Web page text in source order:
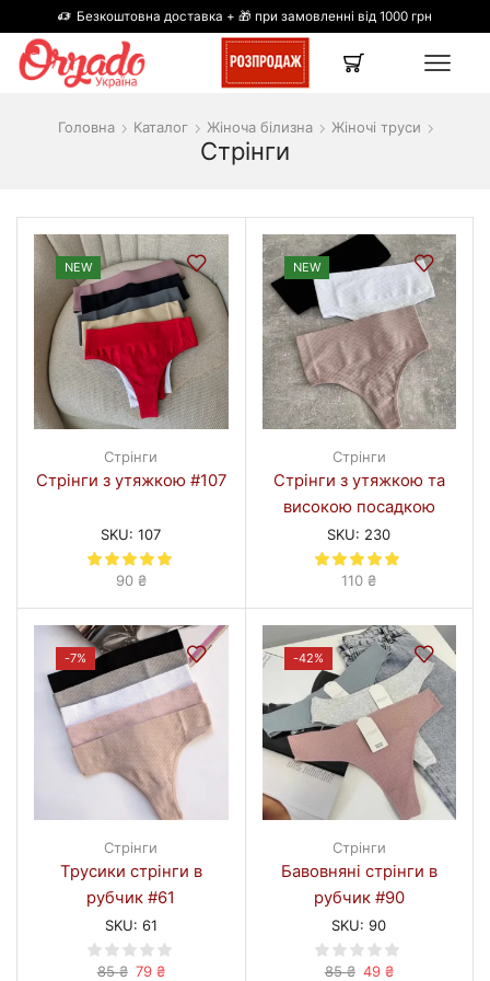
Безкоштовна доставка + 🎁 при замовленні від 1000 грн
Головна Каталог Жіноча білизна Жіночі труси
Стрінги
NEW
Стрінги
Стрінги з утяжкою #107
SKU:107
90 ₴
NEW
Стрінги
Стрінги з утяжкою та
високою посадкою
#230
SKU: 230
110₴
-7%
Стрінги
Трусики стрінги в
рубчик #61
SKU: 61
85₴ Оригінальна
79 ₴Поточна
-42%
Стрінги
Бавовняні стрінги в
рубчик #90
SKU:90
85₴ Оригінальна
49 ₴Поточна